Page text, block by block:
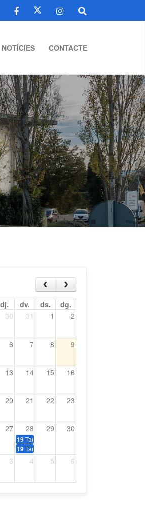
NOTÍCIES CONTACTE
dj. dv. ds.
dg.
30 31 1 2
6 7 8 9
13 14 15 16
20 21 22 23
27 28 29 30
19 Tardeo amb música dels 70, 80 i 90
19 Tardeo amb música dels 70, 80 i 90
3 4 5 6